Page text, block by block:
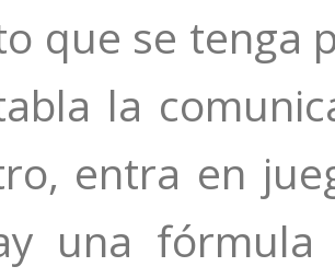
que se tenga
la
entra en
una